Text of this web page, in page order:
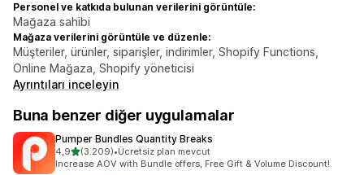
Personel ve katkıda bulunan verilerini görüntüle:
Mağaza sahibi
Mağaza verilerini görüntüle ve düzenle:
Müşteriler, ürünler, siparişler, indirimler, Shopify Functions,
Online Mağaza, Shopify yöneticisi
Ayrıntıları inceleyin
Buna benzer diğer uygulamalar
Pumper Bundles Quantity Breaks
4,95 yıldız üzerinden
(3.209)
toplam 3209 değerlendirme
•Ücretsiz plan mevcut
Increase AOV with Bundle offers, Free Gift & Volume Discount!